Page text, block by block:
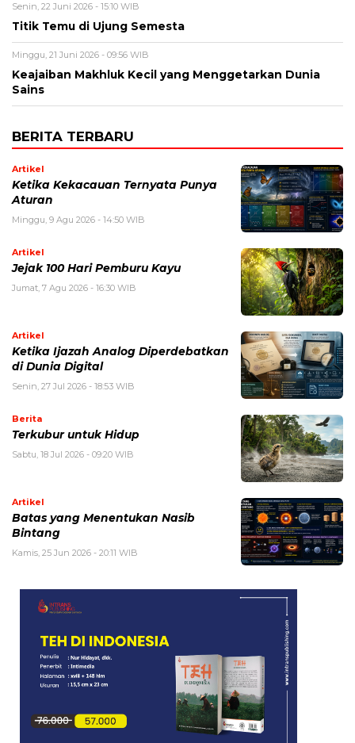
Senin, 22 Juni 2026 - 15:10 WIB
Titik Temu di Ujung Semesta
Minggu, 21 Juni 2026 - 09:56 WIB
Keajaiban Makhluk Kecil yang Menggetarkan Dunia
Sains
BERITA TERBARU
Artikel
Ketika Kekacauan Ternyata Punya
Aturan
Minggu, 9 Agu 2026 - 14:50 WIB
Artikel
Jejak 100 Hari Pemburu Kayu
Jumat, 7 Agu 2026 - 16:30 WIB
Artikel
Ketika Ijazah Analog Diperdebatkan
di Dunia Digital
Senin, 27 Jul 2026 - 18:53 WIB
Berita
Terkubur untuk Hidup
Sabtu, 18 Jul 2026 - 09:20 WIB
Artikel
Batas yang Menentukan Nasib
Bintang
Kamis, 25 Jun 2026 - 20:11 WIB